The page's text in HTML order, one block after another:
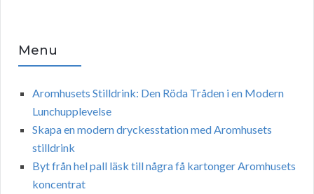
Menu
Aromhusets Stilldrink: Den Röda Tråden i en Modern
Lunchupplevelse
Skapa en modern dryckesstation med Aromhusets
stilldrink
Byt från hel pall läsk till några få kartonger Aromhusets
koncentrat